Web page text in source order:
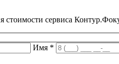
сервиса
Имя *